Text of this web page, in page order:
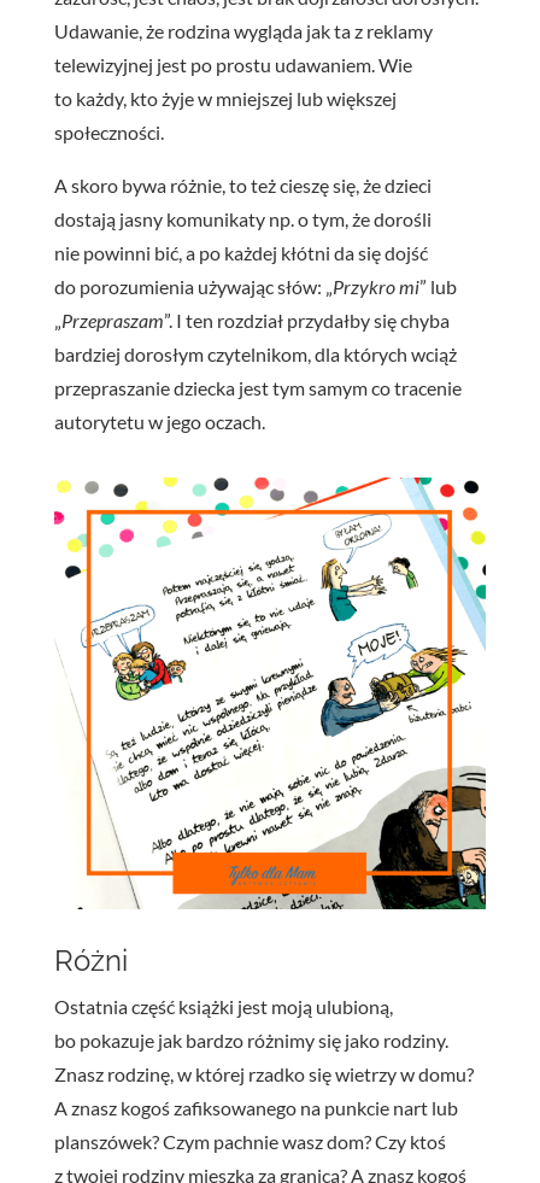
Udawanie, że rodzina wygląda jak ta z reklamy
telewizyjnej jest po prostu udawaniem. Wie
to każdy, kto żyje w mniejszej lub większej
społeczności.
A skoro bywa różnie, to też cieszę się, że dzieci
dostają jasny komunikaty np. o tym, że dorośli
nie powinni bić, a po każdej kłótni da się dojść
do porozumienia używając słów: „ Przykro mi” lub
Przepraszam”. I ten rozdział przydałby się chyba
bardziej dorosłym czytelnikom, dla których wciąż
przepraszanie dziecka jest tym samym co tracenie
autorytetu w jego oczach.
Różni
Ostatnia część książki jest moją ulubioną,
bo pokazuje jak bardzo różnimy się jako rodziny.
Znasz rodzinę, w której rzadko się wietrzy w domu?
A znasz kogoś zafiksowanego na punkcie nart lub
planszówek? Czym pachnie wasz dom? Czy ktoś
z twojej rodziny mieszka za granicą? A znasz kogoś